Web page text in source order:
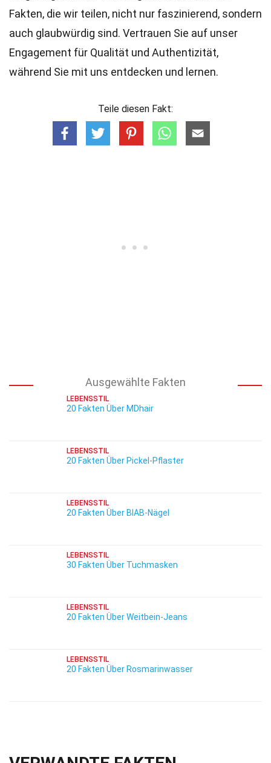
Fakten, die wir teilen, nicht nur faszinierend, sondern
auch glaubwürdig sind. Vertrauen Sie auf unser
Engagement für Qualität und Authentizität,
während Sie mit uns entdecken und lernen.
Teile diesen Fakt:
Ausgewählte Fakten
LEBENSSTIL
20 Fakten Über MDhair
LEBENSSTIL
20 Fakten Über Pickel-Pflaster
LEBENSSTIL
20 Fakten Über BIAB-Nägel
LEBENSSTIL
30 Fakten Über Tuchmasken
LEBENSSTIL
20 Fakten Über Weitbein-Jeans
LEBENSSTIL
20 Fakten Über Rosmarinwasser